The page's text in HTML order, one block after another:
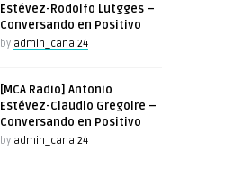
Estévez-Rodolfo Lutgges –
Conversando en Positivo
by admin_canal24
[MCA Radio] Antonio
Estévez-Claudio Gregoire –
Conversando en Positivo
by admin_canal24